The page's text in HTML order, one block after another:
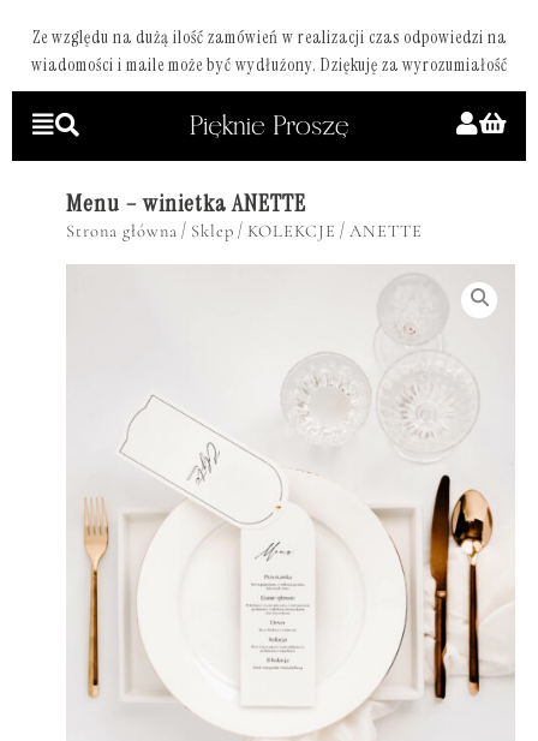
Ze względu na dużą ilość zamówień w realizacji czas odpowiedzi na
wiadomości i maile może być wydłużony. Dziękuję za wyrozumiałość
Menu – winietka ANETTE
Strona główna / Sklep / KOLEKCJE / ANETTE